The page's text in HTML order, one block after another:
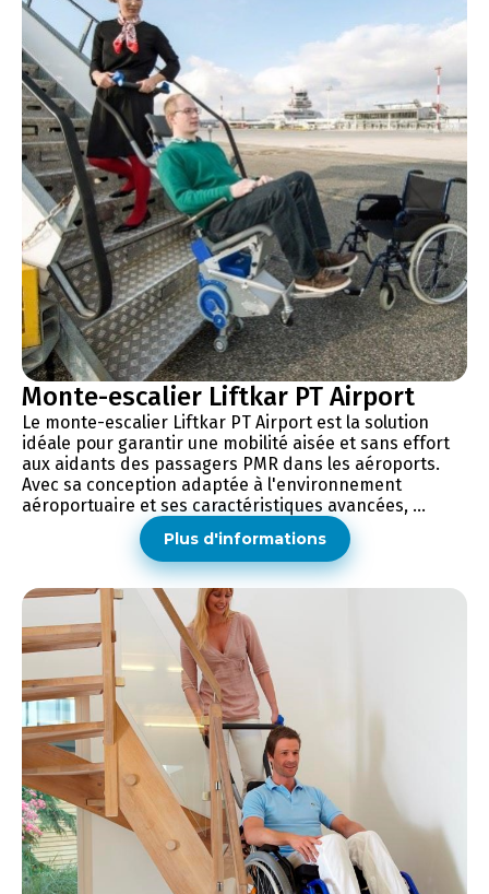
Monte-escalier Liftkar PT Airport
Le monte-escalier Liftkar PT Airport est la solution
idéale pour garantir une mobilité aisée et sans effort
aux aidants des passagers PMR dans les aéroports.
Avec sa conception adaptée à l'environnement
aéroportuaire et ses caractéristiques avancées, ...
Plus d'informations